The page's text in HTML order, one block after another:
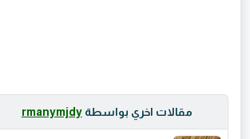
مقالات اخري بواسطةrmanymjdy